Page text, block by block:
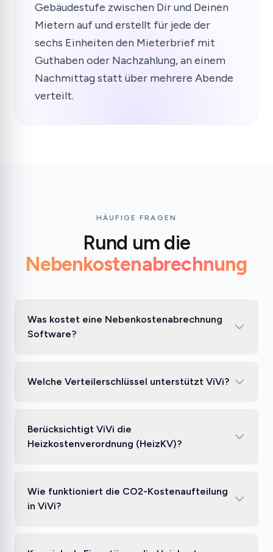
Gebäudestufe zwischen Dir und Deinen
Mietern auf und erstellt für jede der
sechs Einheiten den Mieterbrief mit
Guthaben oder Nachzahlung, an einem
Nachmittag statt über mehrere Abende
verteilt.
HÄUFIGE FRAGEN
Rund um die
Nebenkostenabrechnung
Was kostet eine Nebenkostenabrechnung
Software?
Welche Verteilerschlüssel unterstützt ViVi?
Berücksichtigt ViVi die
Heizkostenverordnung (HeizKV)?
Wie funktioniert die CO2-Kostenaufteilung
in ViVi?